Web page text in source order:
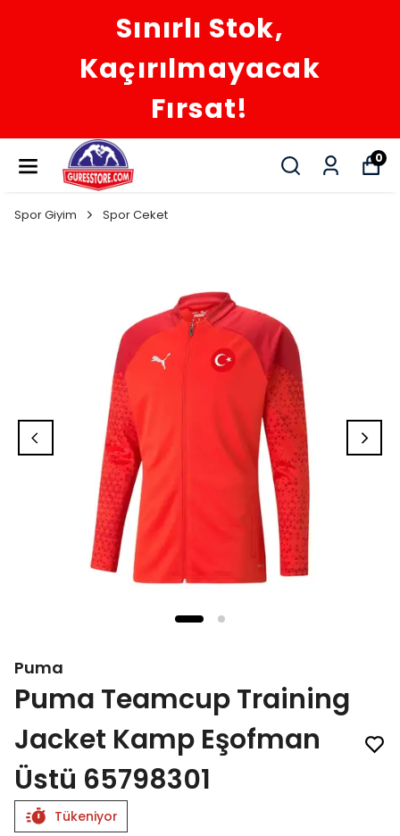
Sınırlı Stok,
Kaçırılmayacak
Fırsat!
0
Spor Giyim Spor Ceket
Puma
Puma Teamcup Training
Jacket Kamp Eşofman
Üstü 65798301
Tükeniyor